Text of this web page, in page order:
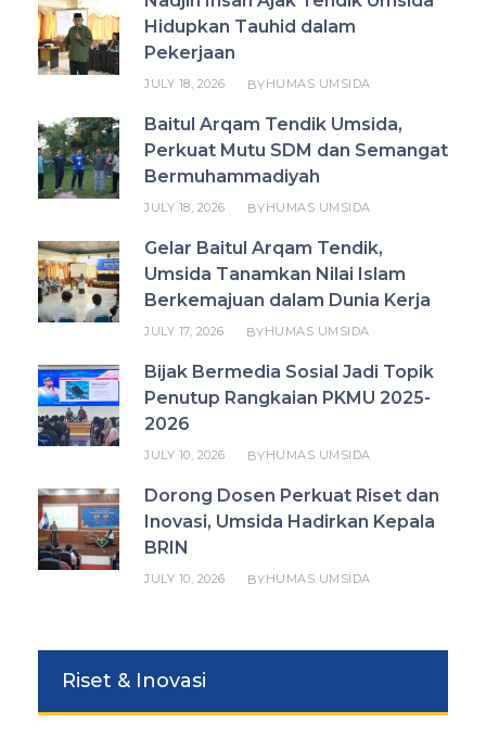
Hidupkan Tauhid dalam
Pekerjaan
JULY 18, 2026 BYHUMAS UMSIDA
Baitul Arqam Tendik Umsida,
Perkuat Mutu SDM dan Semangat
Bermuhammadiyah
JULY 18, 2026 BYHUMAS UMSIDA
Gelar Baitul Arqam Tendik,
Umsida Tanamkan Nilai Islam
Berkemajuan dalam Dunia Kerja
JULY 17, 2026 BYHUMAS UMSIDA
Bijak Bermedia Sosial Jadi Topik
Penutup Rangkaian PKMU 2025-
2026
JULY 10, 2026 BYHUMAS UMSIDA
Dorong Dosen Perkuat Riset dan
Inovasi, Umsida Hadirkan Kepala
BRIN
JULY 10, 2026 BYHUMAS UMSIDA
Riset & Inovasi